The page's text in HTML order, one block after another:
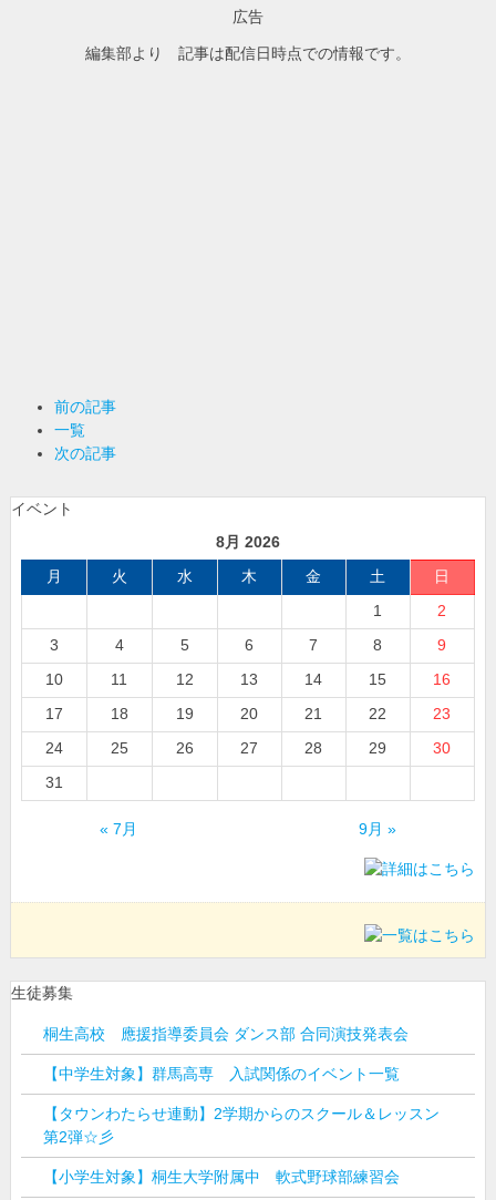
広告
編集部より 記事は配信日時点での情報です。
前の記事
一覧
次の記事
イベント
8月 2026
月
火 水 木 金 土
日
1
2
3
4 5 6 7 8
9
10
11 12 13 14 15
16
17
18 19 20 21 22
23
24
25 26 27 28 29
30
31
« 7月 9月 »
生徒募集
桐生高校 應援指導委員会 ダンス部 合同演技発表会
【中学生対象】群馬高専 入試関係のイベント一覧
【タウンわたらせ連動】2学期からのスクール＆レッスン
第2弾☆彡
【小学生対象】桐生大学附属中 軟式野球部練習会